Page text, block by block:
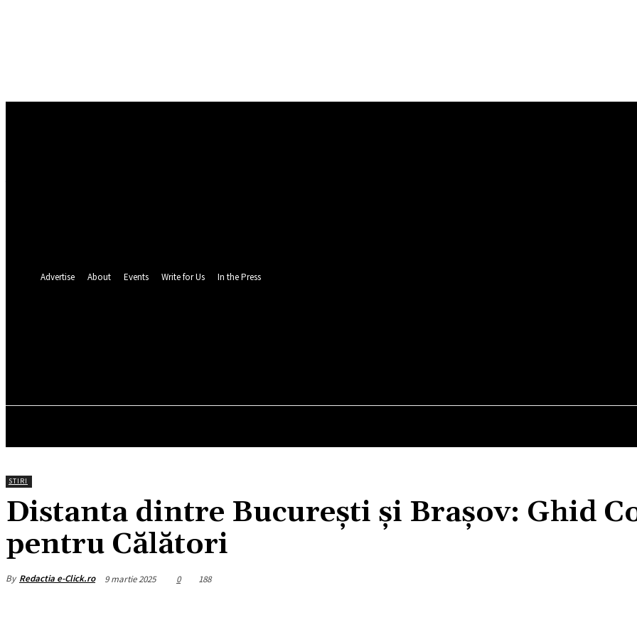
Advertise About Events Write for Us In the Press
STIRI
Distanta dintre București și Brașov: Ghid
pentru Călători
By Redactia e-Click.ro 9 martie 2025 0 188